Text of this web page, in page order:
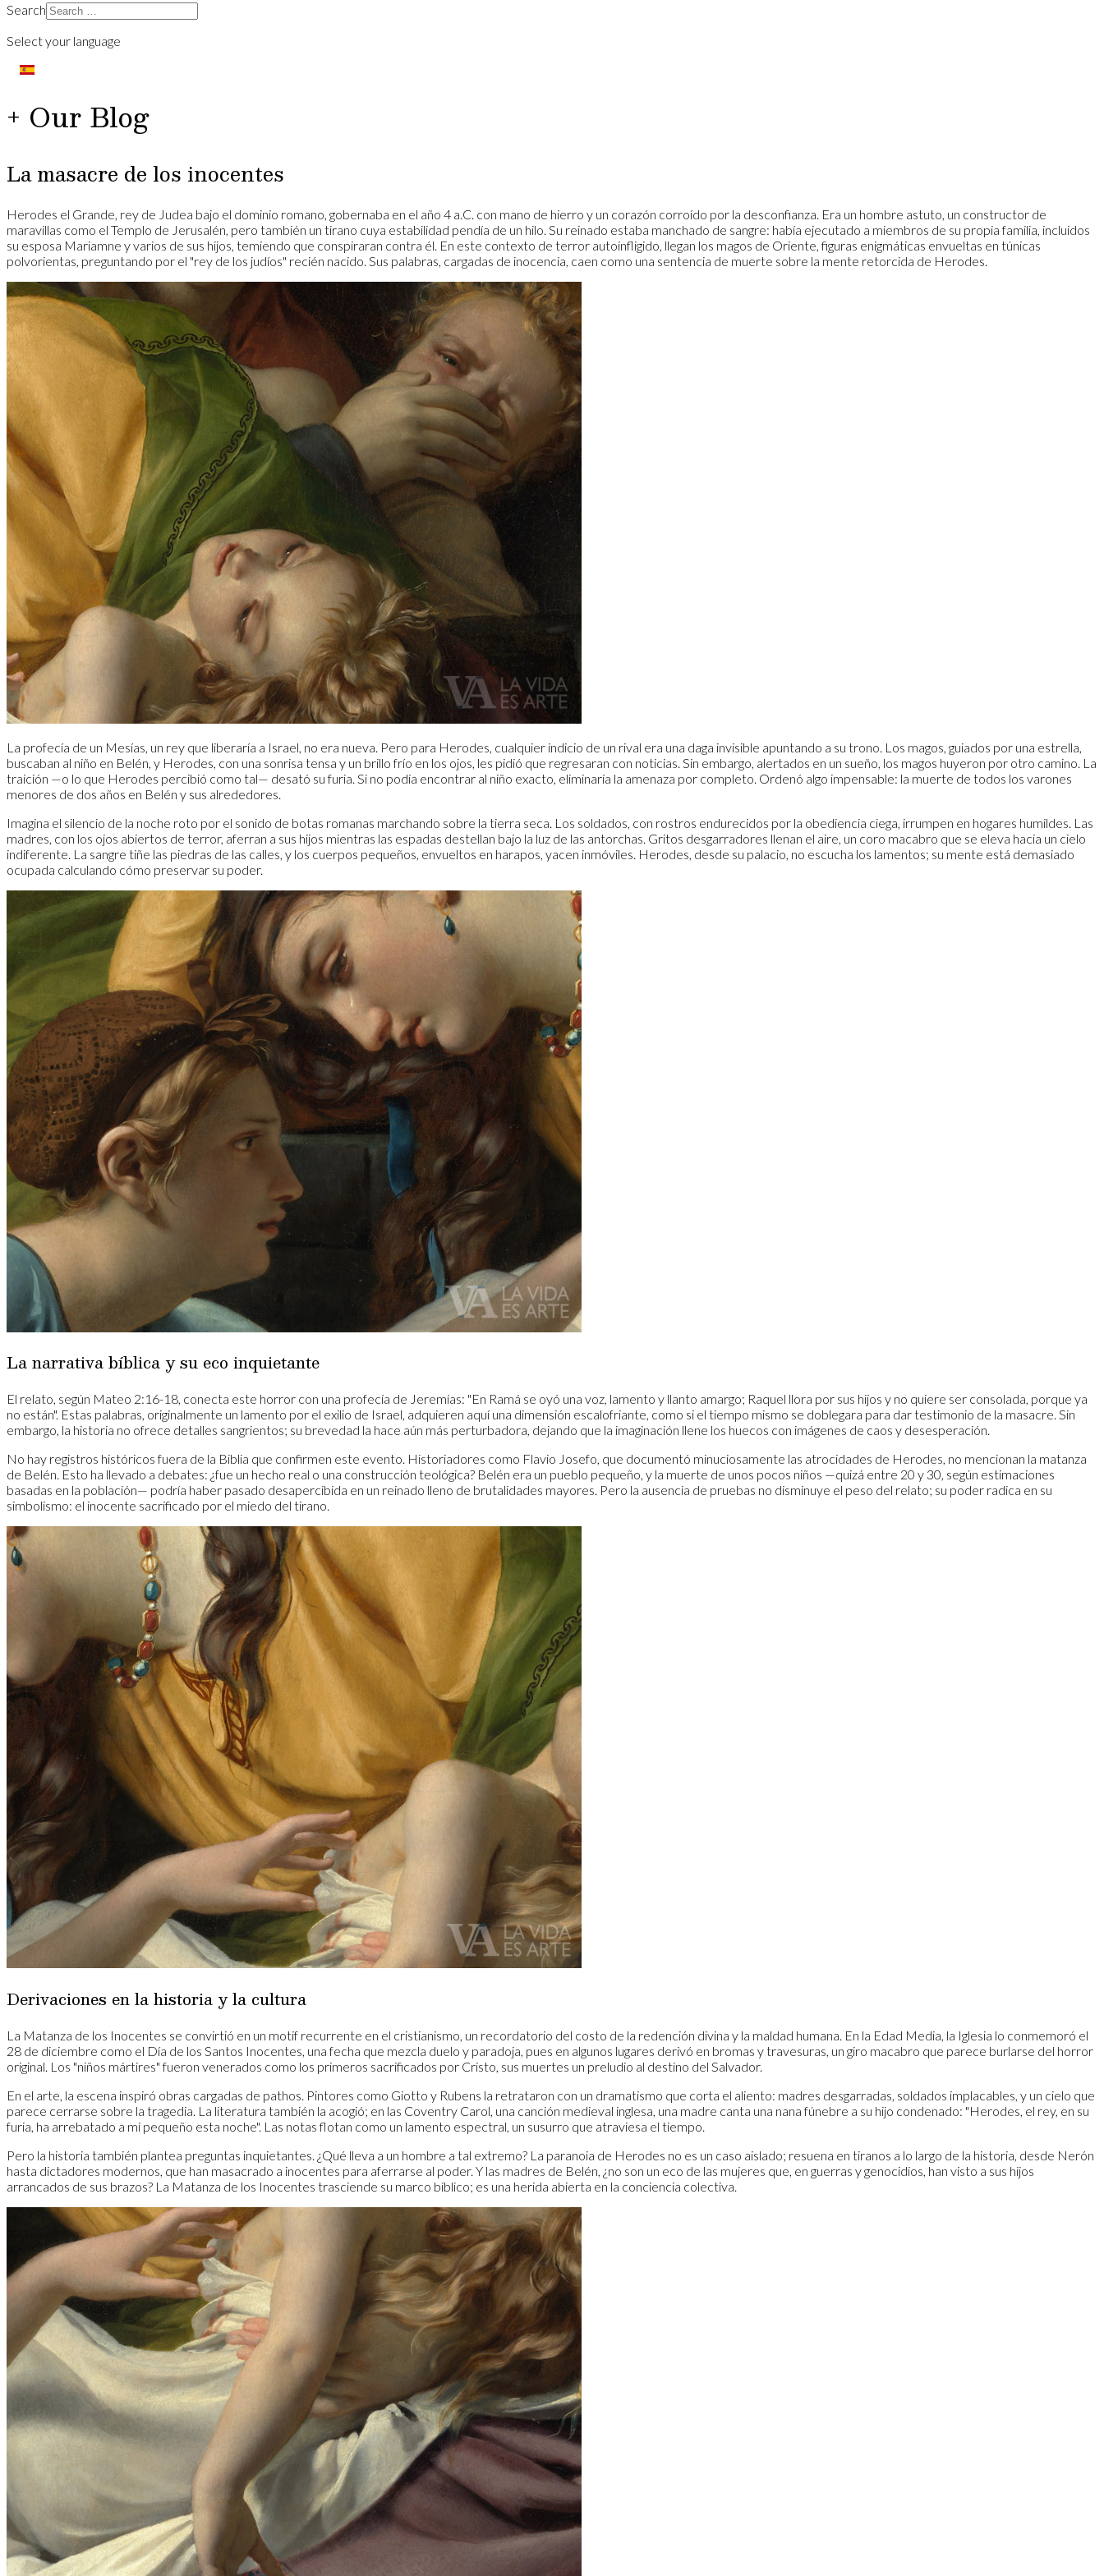
Search
Select your language
+ Our Blog
La masacre de los inocentes
Herodes el Grande, rey de Judea bajo el dominio romano, gobernaba en el año 4 a.C. con mano de hierro y un corazón corroído por la desconfianza. Era un hombre astuto, un constructor de
maravillas como el Templo de Jerusalén, pero también un tirano cuya estabilidad pendía de un hilo. Su reinado estaba manchado de sangre: había ejecutado a miembros de su propia familia, incluidos
su esposa Mariamne y varios de sus hijos, temiendo que conspiraran contra él. En este contexto de terror autoinfligido, llegan los magos de Oriente, figuras enigmáticas envueltas en túnicas
polvorientas, preguntando por el "rey de los judíos" recién nacido. Sus palabras, cargadas de inocencia, caen como una sentencia de muerte sobre la mente retorcida de Herodes.
La profecía de un Mesías, un rey que liberaría a Israel, no era nueva. Pero para Herodes, cualquier indicio de un rival era una daga invisible apuntando a su trono. Los magos, guiados por una estrella,
buscaban al niño en Belén, y Herodes, con una sonrisa tensa y un brillo frío en los ojos, les pidió que regresaran con noticias. Sin embargo, alertados en un sueño, los magos huyeron por otro camino. La
traición —o lo que Herodes percibió como tal— desató su furia. Si no podía encontrar al niño exacto, eliminaría la amenaza por completo. Ordenó algo impensable: la muerte de todos los varones
menores de dos años en Belén y sus alrededores.
Imagina el silencio de la noche roto por el sonido de botas romanas marchando sobre la tierra seca. Los soldados, con rostros endurecidos por la obediencia ciega, irrumpen en hogares humildes. Las
madres, con los ojos abiertos de terror, aferran a sus hijos mientras las espadas destellan bajo la luz de las antorchas. Gritos desgarradores llenan el aire, un coro macabro que se eleva hacia un cielo
indiferente. La sangre tiñe las piedras de las calles, y los cuerpos pequeños, envueltos en harapos, yacen inmóviles. Herodes, desde su palacio, no escucha los lamentos; su mente está demasiado
ocupada calculando cómo preservar su poder.
La narrativa bíblica y su eco inquietante
El relato, según Mateo 2:16-18, conecta este horror con una profecía de Jeremías: "En Ramá se oyó una voz, lamento y llanto amargo; Raquel llora por sus hijos y no quiere ser consolada, porque ya
no están". Estas palabras, originalmente un lamento por el exilio de Israel, adquieren aquí una dimensión escalofriante, como si el tiempo mismo se doblegara para dar testimonio de la masacre. Sin
embargo, la historia no ofrece detalles sangrientos; su brevedad la hace aún más perturbadora, dejando que la imaginación llene los huecos con imágenes de caos y desesperación.
No hay registros históricos fuera de la Biblia que confirmen este evento. Historiadores como Flavio Josefo, que documentó minuciosamente las atrocidades de Herodes, no mencionan la matanza
de Belén. Esto ha llevado a debates: ¿fue un hecho real o una construcción teológica? Belén era un pueblo pequeño, y la muerte de unos pocos niños —quizá entre 20 y 30, según estimaciones
basadas en la población— podría haber pasado desapercibida en un reinado lleno de brutalidades mayores. Pero la ausencia de pruebas no disminuye el peso del relato; su poder radica en su
simbolismo: el inocente sacrificado por el miedo del tirano.
Derivaciones en la historia y la cultura
La Matanza de los Inocentes se convirtió en un motif recurrente en el cristianismo, un recordatorio del costo de la redención divina y la maldad humana. En la Edad Media, la Iglesia lo conmemoró el
28 de diciembre como el Día de los Santos Inocentes, una fecha que mezcla duelo y paradoja, pues en algunos lugares derivó en bromas y travesuras, un giro macabro que parece burlarse del horror
original. Los "niños mártires" fueron venerados como los primeros sacrificados por Cristo, sus muertes un preludio al destino del Salvador.
En el arte, la escena inspiró obras cargadas de pathos. Pintores como Giotto y Rubens la retrataron con un dramatismo que corta el aliento: madres desgarradas, soldados implacables, y un cielo que
parece cerrarse sobre la tragedia. La literatura también la acogió; en las Coventry Carol, una canción medieval inglesa, una madre canta una nana fúnebre a su hijo condenado: "Herodes, el rey, en su
furia, ha arrebatado a mi pequeño esta noche". Las notas flotan como un lamento espectral, un susurro que atraviesa el tiempo.
Pero la historia también plantea preguntas inquietantes. ¿Qué lleva a un hombre a tal extremo? La paranoia de Herodes no es un caso aislado; resuena en tiranos a lo largo de la historia, desde Nerón
hasta dictadores modernos, que han masacrado a inocentes para aferrarse al poder. Y las madres de Belén, ¿no son un eco de las mujeres que, en guerras y genocidios, han visto a sus hijos
arrancados de sus brazos? La Matanza de los Inocentes trasciende su marco bíblico; es una herida abierta en la conciencia colectiva.